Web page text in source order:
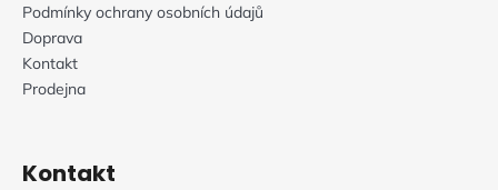
Podmínky ochrany osobních údajů
Doprava
Kontakt
Prodejna
Kontakt